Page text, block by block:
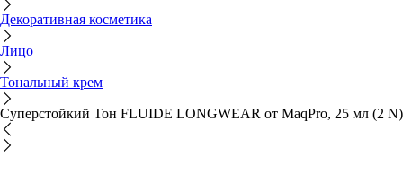
Декоративная косметика
Лицо
Тональный крем
Суперстойкий Тон FLUIDE LONGWEAR от MaqPro, 25 мл (2 N)